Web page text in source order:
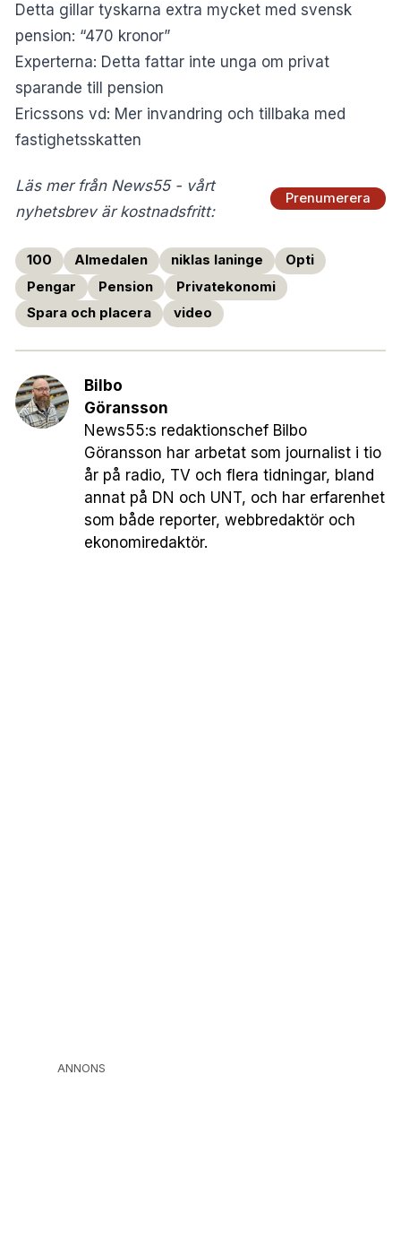
Detta gillar tyskarna extra mycket med svensk
pension: “470 kronor”
Experterna: Detta fattar inte unga om privat
sparande till pension
Ericssons vd: Mer invandring och tillbaka med
fastighetsskatten
Läs mer från News55 - vårt
nyhetsbrev är kostnadsfritt:
Prenumerera
100 Almedalen niklas laninge
Opti
Pengar
Pension
Privatekonomi
Spara och placera
video
Bilbo
Göransson
News55:s redaktionschef Bilbo
Göransson har arbetat som journalist i tio
år på radio, TV och flera tidningar, bland
annat på DN och UNT, och har erfarenhet
som både reporter, webbredaktör och
ekonomiredaktör.
ANNONS